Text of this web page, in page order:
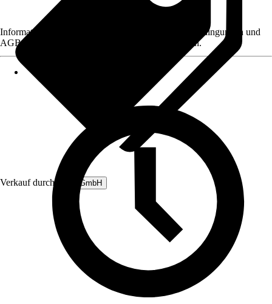
Verkauf durch: B&L GmbH
Informationen des Verkäufers, wie z. B. Rückgabebedingungen und
AGB, finden Sie bei Klick auf den Verkäufernamen.